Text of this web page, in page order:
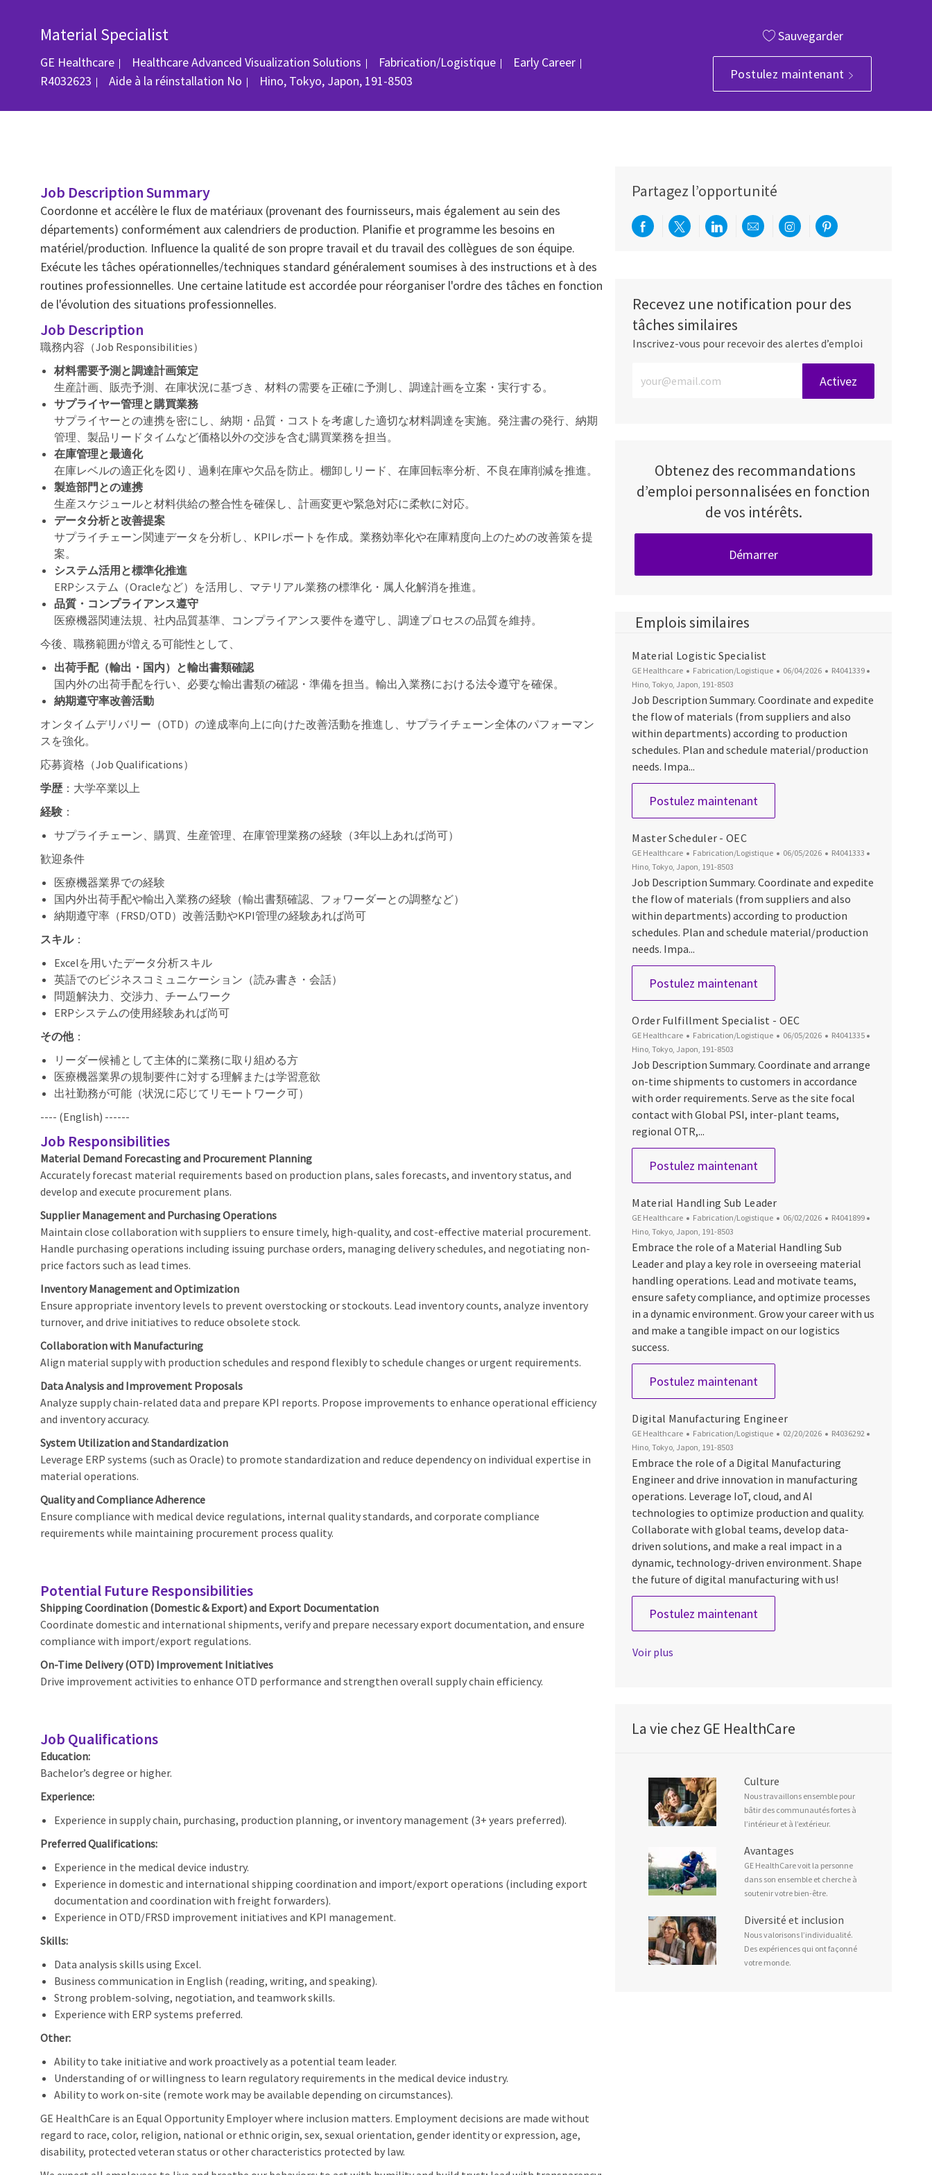
Material Specialist
GE Healthcare Healthcare Advanced Visualization Solutions Catégorie
Fabrication/Logistique Early Career
R4032623
Aide à la réinstallation No Emplacement
Hino, Tokyo, Japon, 191-8503
Sauvegarder
Postulez maintenant
Job Description Summary
Coordonne et accélère le flux de matériaux (provenant des fournisseurs, mais également au sein des
départements) conformément aux calendriers de production. Planifie et programme les besoins en
matériel/production. Influence la qualité de son propre travail et du travail des collègues de son équipe.
Exécute les tâches opérationnelles/techniques standard généralement soumises à des instructions et à des
routines professionnelles. Une certaine latitude est accordée pour réorganiser l'ordre des tâches en fonction
de l'évolution des situations professionnelles.
Job Description
職務内容（Job Responsibilities）
材料需要予測と調達計画策定
生産計画、販売予測、在庫状況に基づき、材料の需要を正確に予測し、調達計画を立案・実行する。
サプライヤー管理と購買業務
サプライヤーとの連携を密にし、納期・品質・コストを考慮した適切な材料調達を実施。発注書の発行、納期
管理、製品リードタイムなど価格以外の交渉を含む購買業務を担当。
在庫管理と最適化
在庫レベルの適正化を図り、過剰在庫や欠品を防止。棚卸しリード、在庫回転率分析、不良在庫削減を推進。
製造部門との連携
生産スケジュールと材料供給の整合性を確保し、計画変更や緊急対応に柔軟に対応。
データ分析と改善提案
サプライチェーン関連データを分析し、KPIレポートを作成。業務効率化や在庫精度向上のための改善策を提
案。
システム活用と標準化推進
ERPシステム（Oracleなど）を活用し、マテリアル業務の標準化・属人化解消を推進。
品質・コンプライアンス遵守
医療機器関連法規、社内品質基準、コンプライアンス要件を遵守し、調達プロセスの品質を維持。
今後、職務範囲が増える可能性として、
出荷手配（輸出・国内）と輸出書類確認
国内外の出荷手配を行い、必要な輸出書類の確認・準備を担当。輸出入業務における法令遵守を確保。
納期遵守率改善活動
オンタイムデリバリー（OTD）の達成率向上に向けた改善活動を推進し、サプライチェーン全体のパフォーマン
スを強化。
応募資格（Job Qualifications）
学歴 ：大学卒業以上
経験 ：
サプライチェーン、購買、生産管理、在庫管理業務の経験（3年以上あれば尚可）
歓迎条件
医療機器業界での経験
国内外出荷手配や輸出入業務の経験（輸出書類確認、フォワーダーとの調整など）
納期遵守率（FRSD/OTD）改善活動やKPI管理の経験あれば尚可
スキル：
Excelを用いたデータ分析スキル
英語でのビジネスコミュニケーション（読み書き・会話）
問題解決力、交渉力、チームワーク
ERPシステムの使用経験あれば尚可
その他：
リーダー候補として主体的に業務に取り組める方
医療機器業界の規制要件に対する理解または学習意欲
出社勤務が可能（状況に応じてリモートワーク可）
---- (English) ------
Job Responsibilities
Material Demand Forecasting and Procurement Planning
Accurately forecast material requirements based on production plans, sales forecasts, and inventory status, and
develop and execute procurement plans.
Supplier Management and Purchasing Operations
Maintain close collaboration with suppliers to ensure timely, high-quality, and cost-effective material procurement.
Handle purchasing operations including issuing purchase orders, managing delivery schedules, and negotiating non-
price factors such as lead times.
Inventory Management and Optimization
Ensure appropriate inventory levels to prevent overstocking or stockouts. Lead inventory counts, analyze inventory
turnover, and drive initiatives to reduce obsolete stock.
Collaboration with Manufacturing
Align material supply with production schedules and respond flexibly to schedule changes or urgent requirements.
Data Analysis and Improvement Proposals
Analyze supply chain-related data and prepare KPI reports. Propose improvements to enhance operational efficiency
and inventory accuracy.
System Utilization and Standardization
Leverage ERP systems (such as Oracle) to promote standardization and reduce dependency on individual expertise in
material operations.
Quality and Compliance Adherence
Ensure compliance with medical device regulations, internal quality standards, and corporate compliance
requirements while maintaining procurement process quality.
Potential Future Responsibilities
Shipping Coordination (Domestic & Export) and Export Documentation
Coordinate domestic and international shipments, verify and prepare necessary export documentation, and ensure
compliance with import/export regulations.
On-Time Delivery (OTD) Improvement Initiatives
Drive improvement activities to enhance OTD performance and strengthen overall supply chain efficiency.
Job Qualifications
Education:
Bachelor’s degree or higher.
Experience:
Experience in supply chain, purchasing, production planning, or inventory management (3+ years preferred).
Preferred Qualifications:
Experience in the medical device industry.
Experience in domestic and international shipping coordination and import/export operations (including export
documentation and coordination with freight forwarders).
Experience in OTD/FRSD improvement initiatives and KPI management.
Skills:
Data analysis skills using Excel.
Business communication in English (reading, writing, and speaking).
Strong problem-solving, negotiation, and teamwork skills.
Experience with ERP systems preferred.
Other:
Ability to take initiative and work proactively as a potential team leader.
Understanding of or willingness to learn regulatory requirements in the medical device industry.
Ability to work on-site (remote work may be available depending on circumstances).
GE HealthCare is an Equal Opportunity Employer where inclusion matters. Employment decisions are made without
regard to race, color, religion, national or ethnic origin, sex, sexual orientation, gender identity or expression, age,
disability, protected veteran status or other characteristics protected by law.
Partagez l’opportunité
Partager via Facebook
Partager via twitter
Partager via LinkedIn
Partager par e-mail
Partager via Instagram
Partager via Pinterest
Recevez une notification pour des
tâches similaires
Inscrivez-vous pour recevoir des alertes d’emploi
Entrez l’adresse e-mail (obligatoire)
Activez
Obtenez des recommandations
d’emploi personnalisées en fonction
de vos intérêts.
Démarrer
Emplois similaires
Material Logistic Specialist
GE Healthcare Catégorie
Fabrication/Logistique Date d’affichage
06/04/2026 ID du poste
R4041339
Hino, Tokyo, Japon, 191-8503
Job Description Summary. Coordinate and expedite
the flow of materials (from suppliers and also
within departments) according to production
schedules. Plan and schedule material/production
needs. Impa...
Postulez maintenant
Master Scheduler - OEC
GE Healthcare Catégorie
Fabrication/Logistique Date d’affichage
06/05/2026 ID du poste
R4041333
Hino, Tokyo, Japon, 191-8503
Job Description Summary. Coordinate and expedite
the flow of materials (from suppliers and also
within departments) according to production
schedules. Plan and schedule material/production
needs. Impa...
Postulez maintenant
Order Fulfillment Specialist - OEC
GE Healthcare Catégorie
Fabrication/Logistique Date d’affichage
06/05/2026 ID du poste
R4041335
Hino, Tokyo, Japon, 191-8503
Job Description Summary. Coordinate and arrange
on-time shipments to customers in accordance
with order requirements. Serve as the site focal
contact with Global PSI, inter-plant teams,
regional OTR,...
Postulez maintenant
Material Handling Sub Leader
GE Healthcare Catégorie
Fabrication/Logistique Date d’affichage
06/02/2026 ID du poste
R4041899
Hino, Tokyo, Japon, 191-8503
Embrace the role of a Material Handling Sub
Leader and play a key role in overseeing material
handling operations. Lead and motivate teams,
ensure safety compliance, and optimize processes
in a dynamic environment. Grow your career with us
and make a tangible impact on our logistics
success.
Postulez maintenant
Digital Manufacturing Engineer
GE Healthcare Catégorie
Fabrication/Logistique Date d’affichage
02/20/2026 ID du poste
R4036292
Hino, Tokyo, Japon, 191-8503
Embrace the role of a Digital Manufacturing
Engineer and drive innovation in manufacturing
operations. Leverage IoT, cloud, and AI
technologies to optimize production and quality.
Collaborate with global teams, develop data-
driven solutions, and make a real impact in a
dynamic, technology-driven environment. Shape
the future of digital manufacturing with us!
Postulez maintenant
Voir plus
La vie chez GE HealthCare
Culture
Nous travaillons ensemble pour
bâtir des communautés fortes à
l’intérieur et à l’extérieur.
Avantages
GE HealthCare voit la personne
dans son ensemble et cherche à
soutenir votre bien-être.
Diversité et inclusion
Nous valorisons l’individualité.
Des expériences qui ont façonné
votre monde.